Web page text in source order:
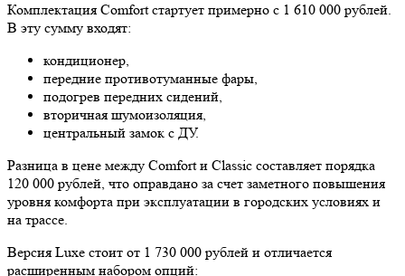
Комплектация Comfort стартует примерно с 1 610 000 рублей.
В эту сумму входят:
кондиционер,
передние противотуманные фары,
подогрев передних сидений,
вторичная шумоизоляция,
центральный замок с ДУ.
Разница в цене между Comfort и Classic составляет порядка
120 000 рублей, что оправдано за счет заметного повышения
уровня комфорта при эксплуатации в городских условиях и
на трассе.
Версия Luxe стоит от 1 730 000 рублей и отличается
расширенным набором опций: